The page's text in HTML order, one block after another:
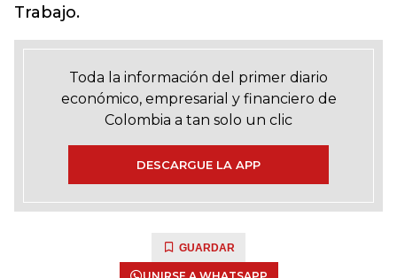
Trabajo.
Toda la información del primer diario
económico, empresarial y financiero de
Colombia a tan solo un clic
DESCARGUE LA APP
GUARDAR